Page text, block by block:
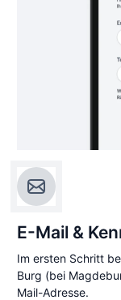
E-Mail &
Im ersten Schritt
Burg (bei
Mail-Adresse.